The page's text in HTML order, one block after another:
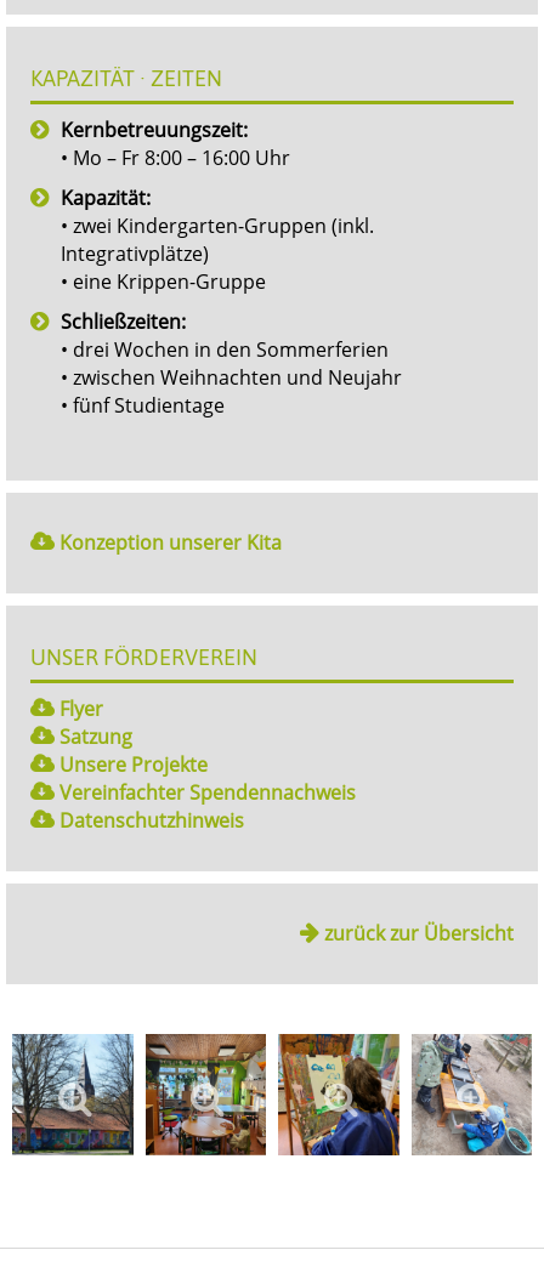
KAPAZITÄT · ZEITEN
Kernbetreuungszeit:
• Mo – Fr 8:00 – 16:00 Uhr
Kapazität:
• zwei Kindergarten-Gruppen (inkl.
Integrativplätze)
• eine Krippen-Gruppe
Schließzeiten:
• drei Wochen in den Sommerferien
• zwischen Weihnachten und Neujahr
• fünf Studientage
Konzeption unserer Kita
UNSER FÖRDERVEREIN
Flyer
Satzung
Unsere Projekte
Vereinfachter Spendennachweis
Datenschutzhinweis
zurück zur Übersicht